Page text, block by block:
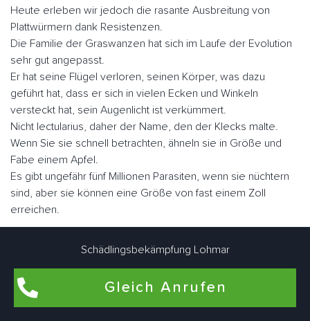
Heute erleben wir jedoch die rasante Ausbreitung von
Plattwürmern dank Resistenzen.
Die Familie der Graswanzen hat sich im Laufe der Evolution
sehr gut angepasst.
Er hat seine Flügel verloren, seinen Körper, was dazu
geführt hat, dass er sich in vielen Ecken und Winkeln
versteckt hat, sein Augenlicht ist verkümmert.
Nicht lectularius, daher der Name, den der Klecks malte.
Wenn Sie sie schnell betrachten, ähneln sie in Größe und
Fabe einem Apfel.
Es gibt ungefähr fünf Millionen Parasiten, wenn sie nüchtern
sind, aber sie können eine Größe von fast einem Zoll
erreichen.
Sie können aber auch als Zweitwirte für Nagetiere, Geflügel
oder zu Konservierungszwecken genutzt werden.
Im Gegensatz zu vielen anderen Schädlingen können sie
fliegen.
Schädlingsbekämpfung Lohmar
Gleich Anrufen